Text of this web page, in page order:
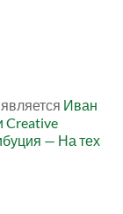
Иван
Creative
— На тех